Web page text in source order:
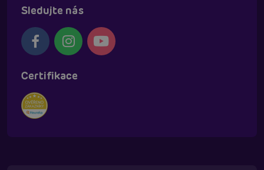
Sledujte nás
Certifikace